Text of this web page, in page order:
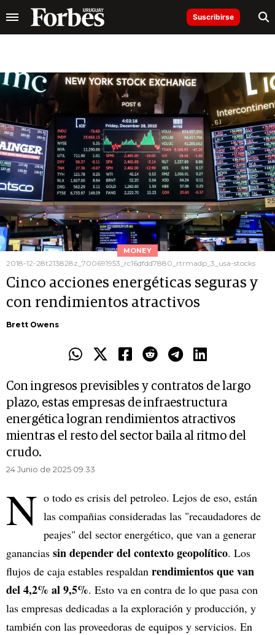
Suscribirse
MONEY
2018-12-28t213828z_700691953_rc16dfdd7880_rtrmadp_3_usa-stocks
Cinco acciones energéticas seguras y
con rendimientos atractivos
Brett Owens
Con ingresos previsibles y contratos de largo
plazo, estas empresas de infraestructura
energética logran rendimientos atractivos
mientras el resto del sector baila al ritmo del
crudo.
24 Junio de 2025 09.33
N o todo es crisis del petroleo. Lejos de eso, están
las compañias consideradas las "recaudadores de
peajes" del sector energético, que van a generar
ganancias sin depender del contexto geopolítico. Los
flujos de caja estables respaldan rendimientos que van
del 4,2% al 9,5%. Esto va en contra de lo que pasa con
las empresas dedicadas a la exploración y producción, y
también con las proveedoras de equipos y servicios. En